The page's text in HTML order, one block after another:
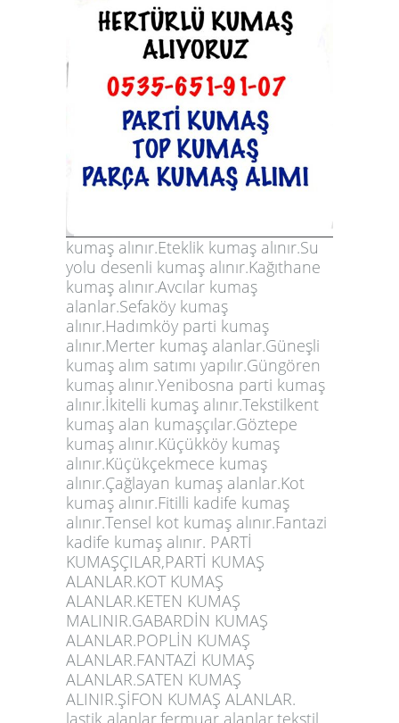
kumaş alınır.Eteklik kumaş alınır.Su
yolu desenli kumaş alınır.Kağıthane
kumaş alınır.Avcılar kumaş
alanlar.Sefaköy kumaş
alınır.Hadımköy parti kumaş
alınır.Merter kumaş alanlar.Güneşli
kumaş alım satımı yapılır.Güngören
kumaş alınır.Yenibosna parti kumaş
alınır.İkitelli kumaş alınır.Tekstilkent
kumaş alan kumaşçılar.Göztepe
kumaş alınır.Küçükköy kumaş
alınır.Küçükçekmece kumaş
alınır.Çağlayan kumaş alanlar.Kot
kumaş alınır.Fitilli kadife kumaş
alınır.Tensel kot kumaş alınır.Fantazi
kadife kumaş alınır. PARTİ
KUMAŞÇILAR,PARTİ KUMAŞ
ALANLAR.KOT KUMAŞ
ALANLAR.KETEN KUMAŞ
MALINIR.GABARDİN KUMAŞ
ALANLAR.POPLİN KUMAŞ
ALANLAR.FANTAZİ KUMAŞ
ALANLAR.SATEN KUMAŞ
ALINIR.ŞİFON KUMAŞ ALANLAR.